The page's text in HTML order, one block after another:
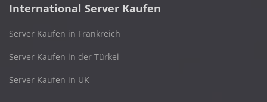
International Server Kaufen
Server Kaufen in Frankreich
Server Kaufen in der Türkei
Server Kaufen in UK